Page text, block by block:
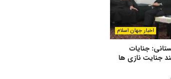
اخبار جهان اسلام
جنایات
جنایت نازی ها